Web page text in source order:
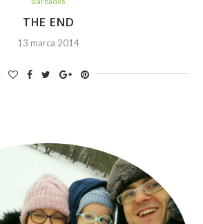
THE END
13 marca 2014